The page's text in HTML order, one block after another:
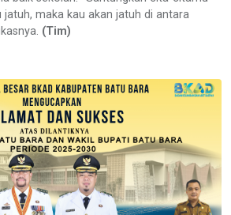
jatuh, maka kau akan jatuh di antara
(Tim)